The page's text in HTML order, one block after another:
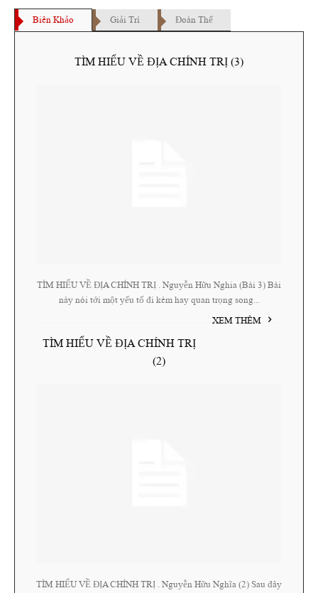
Biên Khảo Giải Trí Đoàn Thể
TÌM HIỂU VỀ ĐỊA CHÍNH TRỊ (3)
TÌM HIỂU VỀ ĐỊA CHÍNH TRỊ . Nguyễn Hữu Nghia (Bài 3) Bài
này nói tới một yếu tố đi kèm hay quan trọng song...
XEM THÊM
TÌM HIỂU VỀ ĐỊA CHÍNH TRỊ
(2)
TÌM HIỂU VỀ ĐỊA CHÍNH TRỊ . Nguyễn Hữu Nghĩa (2) Sau đây